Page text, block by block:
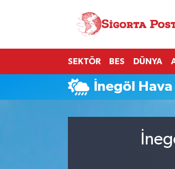
SEKTÖR BES DÜNYA
İnegöl
Nöbetçi Eczaneler
Hava Durumu
Namaz Vakitleri
Süper Lig Puan Durumu ve Fikstür